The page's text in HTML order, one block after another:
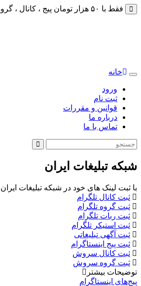
فقط با ۵۰ هزار تومان پیج ، کانال ، گروه و کسب و کار خود را تبلیغات کنید
Toggle
خانه
ورود
ثبت نام
قوانین و مقررات
درباره ما
تماس با ما
شبکه تبلیغات ایران
با ثبت لینک های خود در شبکه تبلیغات
ثبت کانال تلگرام
ثبت گروه تلگرام
ثبت ربات تلگرام
ثبت استیکر تلگرام
ثبت آگهی تبلیغاتی
ثبت پیج اینستاگرام
ثبت کانال سروش
ثبت گروه سروش
توضیحات بیشتر
پیج‌های اینستاگرام